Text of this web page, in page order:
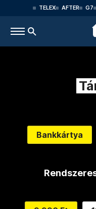
TELEX AFTER G7
Bankkártya